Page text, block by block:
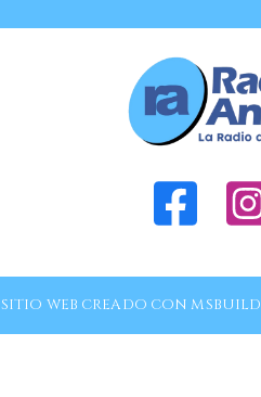
SITIO WEB CREADO CON